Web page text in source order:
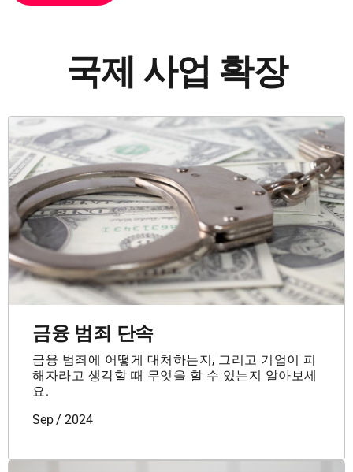
국제 사업 확장
금융 범죄 단속
금융 범죄에 어떻게 대처하는지, 그리고 기업이 피
해자라고 생각할 때 무엇을 할 수 있는지 알아보세
요.
Sep / 2024